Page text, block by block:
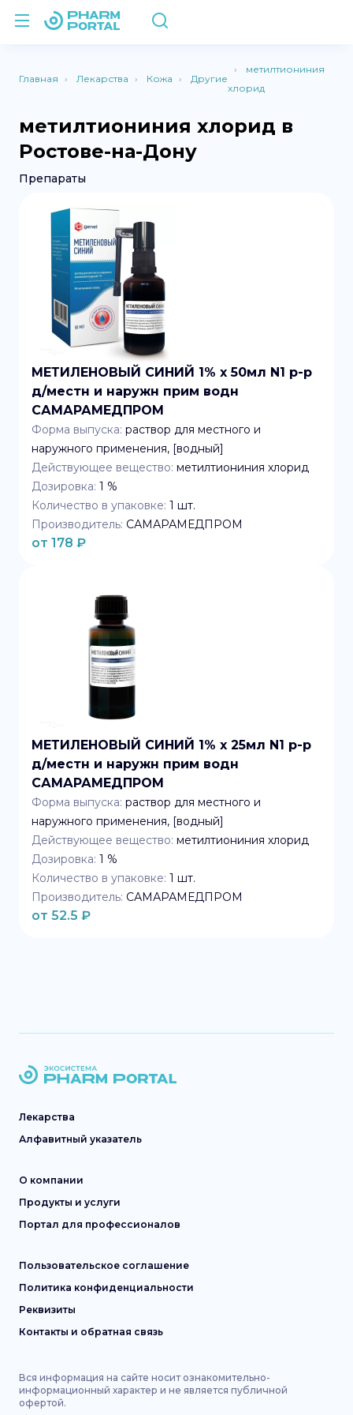
Главная Лекарства Кожа Другие
метилтиониния
хлорид
метилтиониния хлорид в
Ростове-на-Дону
Препараты
МЕТИЛЕНОВЫЙ СИНИЙ 1% x 50мл N1 р-р
д/местн и наружн прим водн
САМАРАМЕДПРОМ
Форма выпуска: раствор для местного и
наружного применения, [водный]
Действующее вещество: метилтиониния хлорид
Дозировка: 1 %
Количество в упаковке: 1 шт.
Производитель: САМАРАМЕДПРОМ
от 178 ₽
МЕТИЛЕНОВЫЙ СИНИЙ 1% x 25мл N1 р-р
д/местн и наружн прим водн
САМАРАМЕДПРОМ
Форма выпуска: раствор для местного и
наружного применения, [водный]
Действующее вещество: метилтиониния хлорид
Дозировка: 1 %
Количество в упаковке: 1 шт.
Производитель: САМАРАМЕДПРОМ
от 52.5 ₽
Лекарства
Алфавитный указатель
О компании
Продукты и услуги
Портал для профессионалов
Пользовательское соглашение
Политика конфиденциальности
Реквизиты
Контакты и обратная связь
Вся информация на сайте носит ознакомительно-
информационный характер и не является публичной
офертой.